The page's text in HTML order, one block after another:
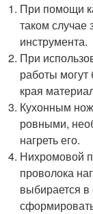
При помощи
таком случае
инструмента.
При
работы
края
Кухонным
ровными,
нагреть его.
Нихромовой
проволока
выбирается в